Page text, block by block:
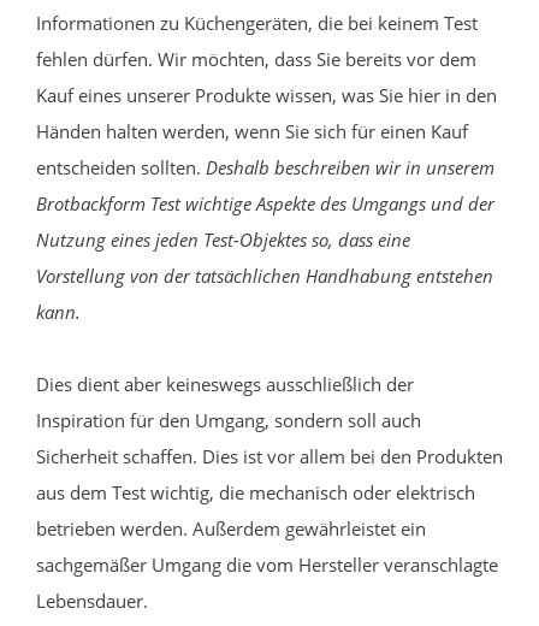
Informationen zu Küchengeräten, die bei keinem Test
fehlen dürfen. Wir möchten, dass Sie bereits vor dem
Kauf eines unserer Produkte wissen, was Sie hier in den
Händen halten werden, wenn Sie sich für einen Kauf
entscheiden sollten. Deshalb beschreiben wir in unserem
Brotbackform Test wichtige Aspekte des Umgangs und der
Nutzung eines jeden Test-Objektes so, dass eine
Vorstellung von der tatsächlichen Handhabung entstehen
kann.
Dies dient aber keineswegs ausschließlich der
Inspiration für den Umgang, sondern soll auch
Sicherheit schaffen. Dies ist vor allem bei den Produkten
aus dem Test wichtig, die mechanisch oder elektrisch
betrieben werden. Außerdem gewährleistet ein
sachgemäßer Umgang die vom Hersteller veranschlagte
Lebensdauer.